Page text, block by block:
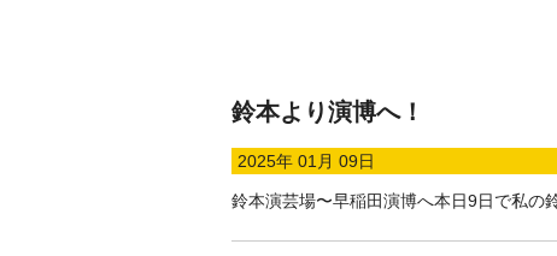
鈴本より演博へ！
2025年 01月 09日
鈴本演芸場〜早稲田演博へ本日9日で私の